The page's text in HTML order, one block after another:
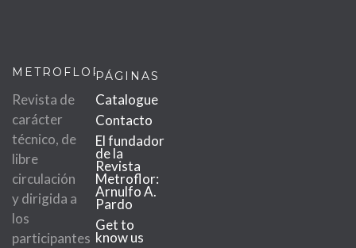
METROFLOR
Revista de
carácter
técnico, de
libre
circulación
y dirigida a
los
participantes
PÁGINAS
Catalogue
Contacto
El fundador
de la
Revista
Metroflor:
Arnulfo A.
Pardo
Get to
know us